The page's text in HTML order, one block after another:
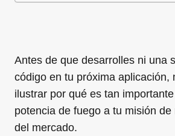
Antes de que desarrolles ni una
código en tu próxima aplicación,
ilustrar por qué es tan
potencia de fuego a tu misión
del mercado.